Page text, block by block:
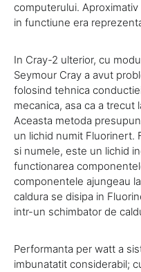
computerului.
in functiune era
In Cray-2 ulterior, cu
Seymour Cray a avut
folosind tehnica
mecanica, asa ca a trecut
Aceasta metoda
un lichid numit Fluorinert.
si numele, este un lichid
functionarea
componentele ajungeau
caldura se disipa in
intr-un schimbator de
Performanta per watt a
imbunatatit considerabil;